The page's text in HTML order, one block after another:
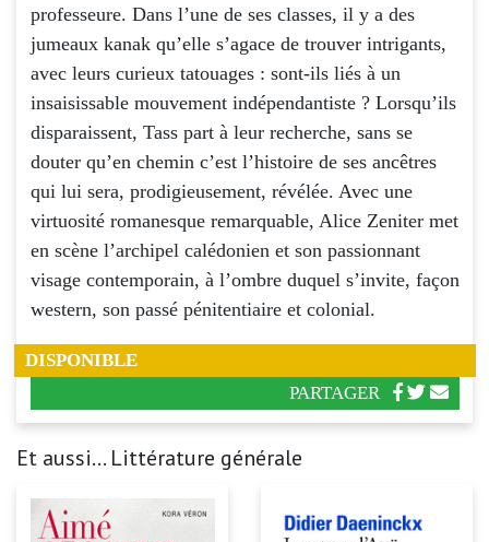
professeure. Dans l’une de ses classes, il y a des
jumeaux kanak qu’elle s’agace de trouver intrigants,
avec leurs curieux tatouages : sont-ils liés à un
insaisissable mouvement indépendantiste ? Lorsqu’ils
disparaissent, Tass part à leur recherche, sans se
douter qu’en chemin c’est l’histoire de ses ancêtres
qui lui sera, prodigieusement, révélée. Avec une
virtuosité romanesque remarquable, Alice Zeniter met
en scène l’archipel calédonien et son passionnant
visage contemporain, à l’ombre duquel s’invite, façon
western, son passé pénitentiaire et colonial.
DISPONIBLE
PARTAGER
Et aussi... Littérature générale